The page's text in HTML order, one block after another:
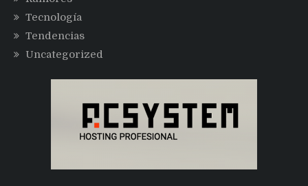
Tecnología
Tendencias
Uncategorized